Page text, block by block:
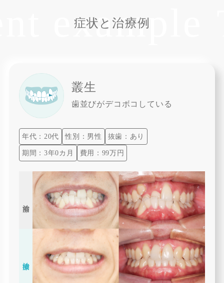
症状と治療例
叢生
歯並びがデコボコしている
年代：20代 性別：男性 抜歯：あり
期間：3年0カ月 費用：99万円